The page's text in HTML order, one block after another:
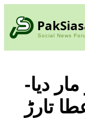
Social News
کو مار دیا-
تارڑ